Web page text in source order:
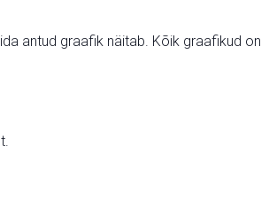
antud graafik näitab. Kõik graafikud on